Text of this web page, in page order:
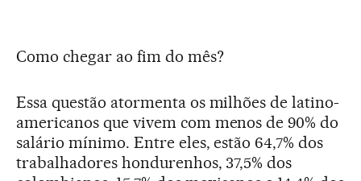
Como chegar ao fim do mês?
Essa questão atormenta os milhões de latino-
americanos que vivem com menos de 90% do
salário mínimo. Entre eles, estão 64,7% dos
trabalhadores hondurenhos, 37,5% dos